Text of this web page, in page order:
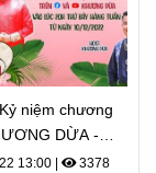
niệm chương
DỪA -
" Gọng Ca
13:00
3378